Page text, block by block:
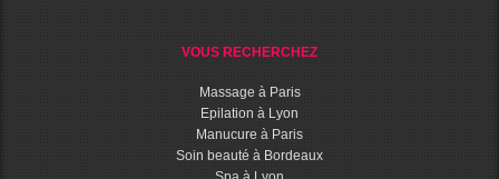
VOUS RECHERCHEZ
Massage à Paris
Epilation à Lyon
Manucure à Paris
Soin beauté à Bordeaux